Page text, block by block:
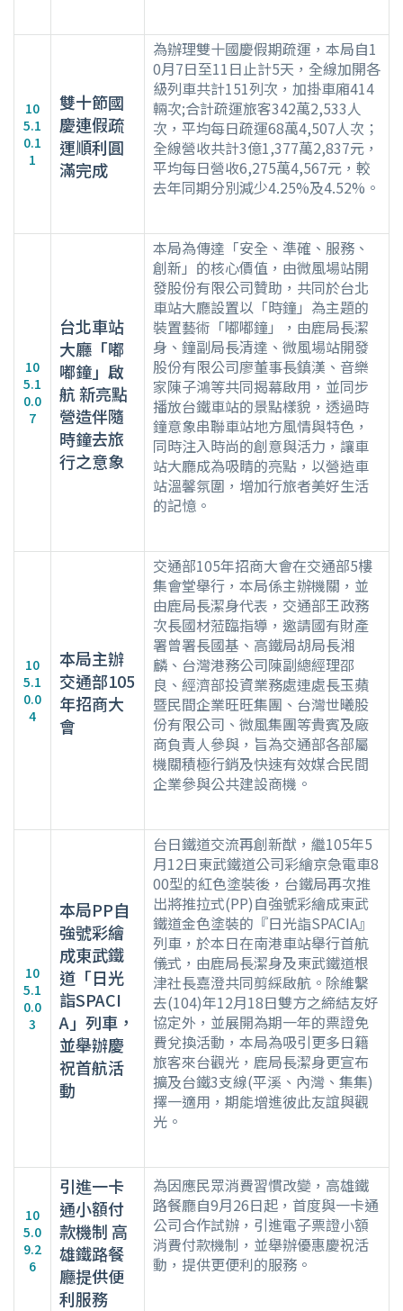
10
5.1
0.1
1
雙十節國
慶連假疏
運順利圓
滿完成
為辦理雙十國慶假期疏運，本局自1
0月7日至11日止計5天，全線加開各
級列車共計151列次，加掛車廂414
輛次;合計疏運旅客342萬2,533人
次，平均每日疏運68萬4,507人次；
全線營收共計3億1,377萬2,837元，
平均每日營收6,275萬4,567元，較
去年同期分別減少4.25%及4.52%。
10
5.1
0.0
7
台北車站
大廳「嘟
嘟鐘」啟
航 新亮點
營造伴隨
時鐘去旅
行之意象
本局為傳達「安全、準確、服務、
創新」的核心價值，由微風場站開
發股份有限公司贊助，共同於台北
車站大廳設置以「時鐘」為主題的
裝置藝術「嘟嘟鐘」，由鹿局長潔
身、鐘副局長清達、微風場站開發
股份有限公司廖董事長鎮漢、音樂
家陳子鴻等共同揭幕啟用，並同步
播放台鐵車站的景點樣貌，透過時
鐘意象串聯車站地方風情與特色，
同時注入時尚的創意與活力，讓車
站大廳成為吸睛的亮點，以營造車
站溫馨氛圍，增加行旅者美好生活
的記憶。
10
5.1
0.0
4
本局主辦
交通部105
年招商大
會
交通部105年招商大會在交通部5樓
集會堂舉行，本局係主辦機關，並
由鹿局長潔身代表，交通部王政務
次長國材蒞臨指導，邀請國有財產
署曾署長國基、高鐵局胡局長湘
麟、台灣港務公司陳副總經理邵
良、經濟部投資業務處連處長玉蘋
暨民間企業旺旺集團、台灣世曦股
份有限公司、微風集團等貴賓及廠
商負責人參與，旨為交通部各部屬
機關積極行銷及快速有效媒合民間
企業參與公共建設商機。
10
5.1
0.0
3
本局PP自
強號彩繪
成東武鐵
道「日光
詣SPACI
A」列車，
並舉辦慶
祝首航活
動
台日鐵道交流再創新猷，繼105年5
月12日東武鐵道公司彩繪京急電車8
00型的紅色塗裝後，台鐵局再次推
出將推拉式(PP)自強號彩繪成東武
鐵道金色塗裝的『日光詣SPACIA』
列車，於本日在南港車站舉行首航
儀式，由鹿局長潔身及東武鐵道根
津社長嘉澄共同剪綵啟航。除維繫
去(104)年12月18日雙方之締結友好
協定外，並展開為期一年的票證免
費兌換活動，本局為吸引更多日籍
旅客來台觀光，鹿局長潔身更宣布
擴及台鐵3支線(平溪、內灣、集集)
擇一適用，期能增進彼此友誼與觀
光。
10
5.0
9.2
6
引進一卡
通小額付
款機制 高
雄鐵路餐
廳提供便
利服務
為因應民眾消費習慣改變，高雄鐵
路餐廳自9月26日起，首度與一卡通
公司合作試辦，引進電子票證小額
消費付款機制，並舉辦優惠慶祝活
動，提供更便利的服務。